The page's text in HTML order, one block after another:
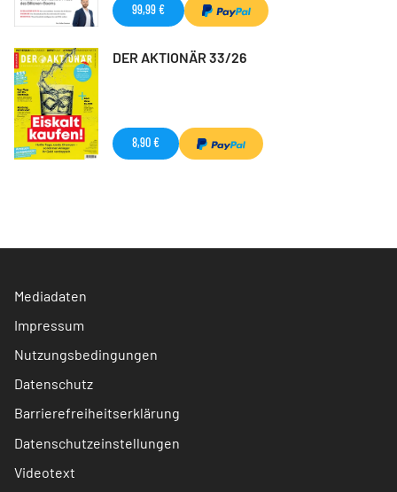
99,99 €
DER AKTIONÄR 33/26
8,90 €
Mediadaten
Impressum
Nutzungsbedingungen
Datenschutz
Barrierefreiheitserklärung
Datenschutzeinstellungen
Videotext